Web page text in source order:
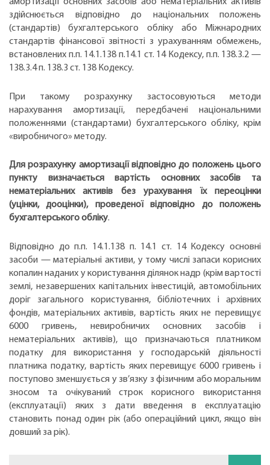
здійснюється відповідно до національних положень
(стандартів) бухгалтерського обліку або Міжнародних
стандартів фінансової звітності з урахуванням обмежень,
встановлених п.п. 14.1.138 п.14.1 ст. 14 Кодексу, п.п. 138.3.2 —
138.3.4 п. 138.3 ст. 138 Кодексу.
При такому розрахунку застосовуються методи
нарахування амортизації, передбачені національними
положеннями (стандартами) бухгалтерського обліку, крім
«виробничого» методу.
Для розрахунку амортизації відповідно до положень цього
пункту визначається вартість основних засобів та
нематеріальних активів без урахування їх переоцінки
(уцінки, дооцінки), проведеної відповідно до положень
бухгалтерського обліку.
Відповідно до п.п. 14.1.138 п. 14.1 ст. 14 Кодексу основні
засоби — матеріальні активи, у тому числі запаси корисних
копалин наданих у користування ділянок надр (крім вартості
землі, незавершених капітальних інвестицій, автомобільних
доріг загального користування, бібліотечних і архівних
фондів, матеріальних активів, вартість яких не перевищує
6000 гривень, невиробничих основних засобів і
нематеріальних активів), що призначаються платником
податку для використання у господарській діяльності
платника податку, вартість яких перевищує 6000 гривень і
поступово зменшується у зв’язку з фізичним або моральним
зносом та очікуваний строк корисного використання
(експлуатації) яких з дати введення в експлуатацію
становить понад один рік (або операційний цикл, якщо він
довший за рік).